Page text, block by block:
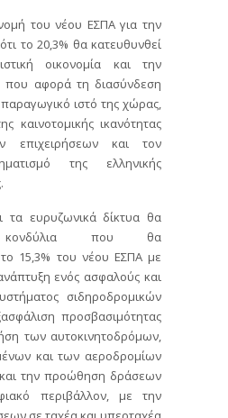
του νέου ΕΣΠΑ για την
το 20,3% θα κατευθυνθεί
οικονομία και την
που αφορά τη διασύνδεση
ιστό της χώρας,
καινοτομικής ικανότητας
επιχειρήσεων και τον
της ελληνικής
τα ευρυζωνικά δίκτυα θα
κονδύλια που θα
15,3% του νέου ΕΣΠΑ με
ενός ασφαλούς και
σιδηροδρομικών
προσβασιμότητας
των αυτοκινητοδρόμων,
και των αεροδρομίων
την προώθηση δράσεων
περιβάλλον, με την